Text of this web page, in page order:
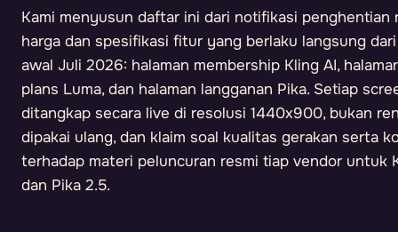
Kami menyusun daftar ini dari notifikasi penghentian
harga dan spesifikasi fitur yang berlaku langsung
awal Juli 2026: halaman membership Kling AI,
plans Luma, dan halaman langganan Pika. Setiap
ditangkap secara live di resolusi 1440x900, bukan
dipakai ulang, dan klaim soal kualitas gerakan serta
terhadap materi peluncuran resmi tiap vendor untuk
dan Pika 2.5.